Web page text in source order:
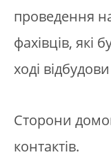
проведення
фахівців, які
ході
Сторони
контактів.